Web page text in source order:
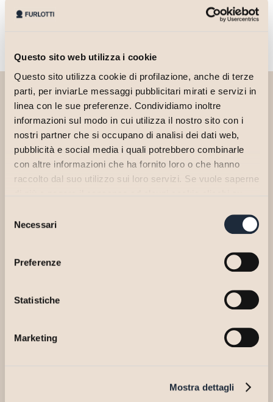
Questo sito web utilizza i cookie
Questo sito utilizza cookie di profilazione, anche di terze
parti, per inviarLe messaggi pubblicitari mirati e servizi in
linea con le sue preferenze. Condividiamo inoltre
informazioni sul modo in cui utilizza il nostro sito con i
nostri partner che si occupano di analisi dei dati web,
pubblicità e social media i quali potrebbero combinarle
con altre informazioni che ha fornito loro o che hanno
raccolto dal suo utilizzo sui loro servizi. Se vuole saperne
cliccando sul tasto "Accetta Tutti". Se non vuole i cookie
di profilazione può negare il consenso cliccando sul tasto
delNecessari
Preferenze
Statistiche
Marketing
Mostra dettagli